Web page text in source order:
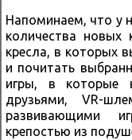
Напоминаем, что у
количества новых
кресла, в которых
и почитать
игры, в которые
друзьями, VR-
развивающими
крепостью из